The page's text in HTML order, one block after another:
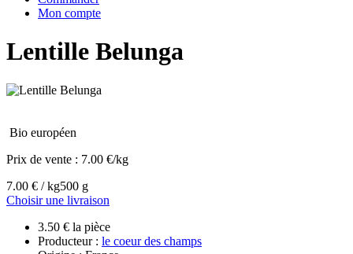
Mon compte
Lentille Belunga
Bio européen
Prix de vente : 7.00 €/kg
7.00 € / kg500 g
Choisir une livraison
3.50 € la pièce
Producteur : le coeur des champs